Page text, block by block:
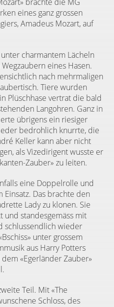
eines ganz grossen
Amadeus Mozart, auf
unter charmantem Lächeln
eines Hasen.
nach mehrmaligen
Tiere wurden
Plüschhase vertrat die bald
Langohren. Ganz in
übrigens ein riesiger
bedrohlich knurrte, die
Keller kann aber nicht
als Vizedirigent wusste er
Zauber» zu leiten.
eine Doppelrolle und
Das brachte den
Lady zu klonen. Sie
und standesgemäss mit
schlussendlich wieder
unter grossem
aus Harry Potters
«Egerländer Zauber»
Teil. Mit «The
Schloss, des